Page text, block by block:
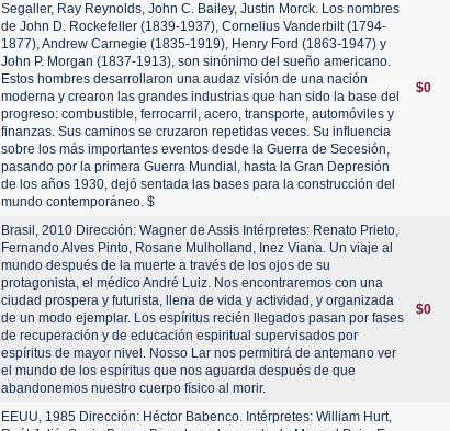
Segaller, Ray Reynolds, John C. Bailey, Justin Morck. Los nombres
de John D. Rockefeller (1839-1937), Cornelius Vanderbilt (1794-
1877), Andrew Carnegie (1835-1919), Henry Ford (1863-1947) y
John P. Morgan (1837-1913), son sinónimo del sueño americano.
Estos hombres desarrollaron una audaz visión de una nación
moderna y crearon las grandes industrias que han sido la base del
progreso: combustible, ferrocarril, acero, transporte, automóviles y
finanzas. Sus caminos se cruzaron repetidas veces. Su influencia
sobre los más importantes eventos desde la Guerra de Secesión,
pasando por la primera Guerra Mundial, hasta la Gran Depresión
de los años 1930, dejó sentada las bases para la construcción del
mundo contemporáneo. $
$0
Brasil, 2010 Dirección: Wagner de Assis Intérpretes: Renato Prieto,
Fernando Alves Pinto, Rosane Mulholland, Inez Viana. Un viaje al
mundo después de la muerte a través de los ojos de su
protagonista, el médico André Luiz. Nos encontraremos con una
ciudad prospera y futurista, llena de vida y actividad, y organizada
de un modo ejemplar. Los espíritus recién llegados pasan por fases
de recuperación y de educación espiritual supervisados por
espíritus de mayor nivel. Nosso Lar nos permitirá de antemano ver
el mundo de los espíritus que nos aguarda después de que
abandonemos nuestro cuerpo físico al morir.
$0
EEUU, 1985 Dirección: Héctor Babenco. Intérpretes: William Hurt,